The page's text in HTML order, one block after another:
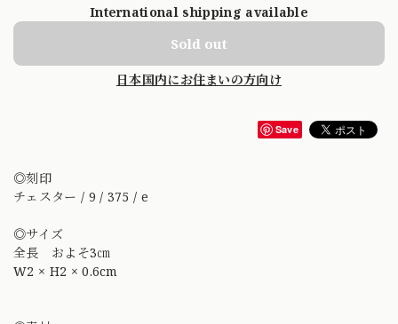
International shipping available
Sold out
日本国内にお住まいの方向け
Save
◎刻印
チェスター / 9 / 375 / e
◎サイズ
全長 およそ3㎝
W2 × H2 × 0.6cm